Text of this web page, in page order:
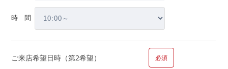
時 間
ご来店希望日時（第2希望） 必須
回答可）
【内容】